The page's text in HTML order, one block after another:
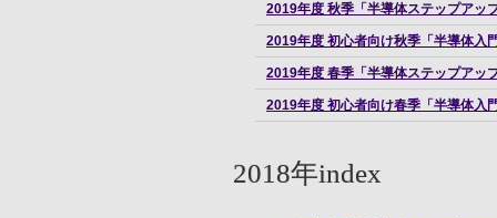
2019年度 秋季「半導体ステップアッ
2019年度 初心者向け秋季「半導体入
2019年度 春季「半導体ステップアッ
2019年度 初心者向け春季「半導体入
2018年index